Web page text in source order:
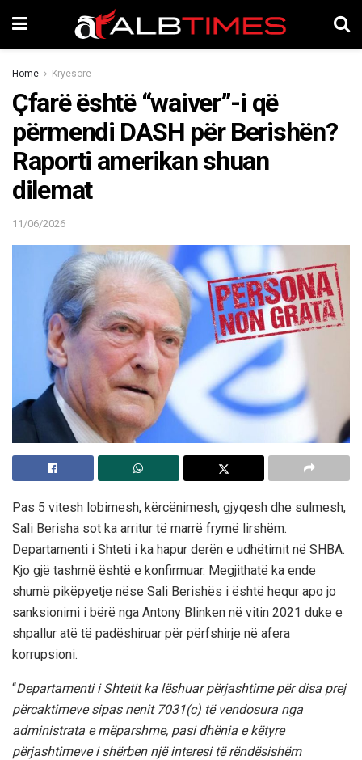
Home Kryesore
Çfarë është “waiver”-i që
përmendi DASH për Berishën?
Raporti amerikan shuan
dilemat
11/06/2026
Pas 5 vitesh lobimesh, kërcënimesh, gjyqesh dhe sulmesh,
Sali Berisha sot ka arritur të marrë frymë lirshëm.
Departamenti i Shteti i ka hapur derën e udhëtimit në SHBA.
Kjo gjë tashmë është e konfirmuar. Megjithatë ka ende
shumë pikëpyetje nëse Sali Berishës i është hequr apo jo
sanksionimi i bërë nga Antony Blinken në vitin 2021 duke e
shpallur atë të padëshiruar për përfshirje në afera
korrupsioni.
“Departamenti i Shtetit ka lëshuar përjashtime për disa prej
përcaktimeve sipas nenit 7031(c) të vendosura nga
administrata e mëparshme, pasi dhënia e këtyre
përjashtimeve i shërben një interesi të rëndësishëm